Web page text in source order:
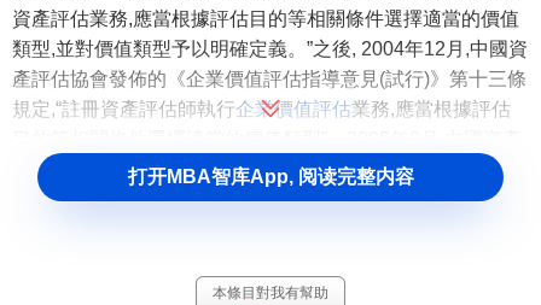
資產評估業務,應當根據評估目的等相關條件選擇適當的價值
類型,並對價值類型予以明確定義。”之後, 2004年12月,中國資
產評估協會發佈的《企業價值評估指導意見(試行)》第十三條
規定,“註冊資產評估師執行企業價值評估業務,應當根據評估
評估協會發佈的《金融不良資產評估指導意見(試行)》中的第
四章第20-27條,對於價值類型的種類、定義、選擇等均作了
和系統的規定,對於規範註冊資產評估師行為,提高註冊資產評
打开MBA智库App, 阅读完整内容
本條目對我有幫助